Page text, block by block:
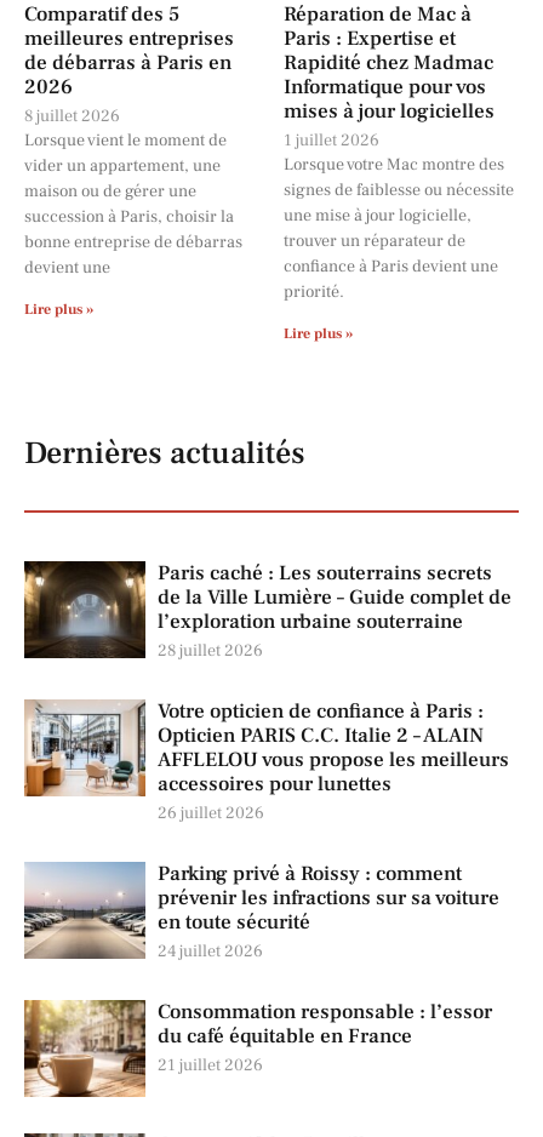
Comparatif des 5
meilleures entreprises
de débarras à Paris en
2026
8 juillet 2026
Lorsque vient le moment de
vider un appartement, une
maison ou de gérer une
succession à Paris, choisir la
bonne entreprise de débarras
devient une
Lire plus »
Réparation de Mac à
Paris : Expertise et
Rapidité chez Madmac
Informatique pour vos
mises à jour logicielles
1 juillet 2026
Lorsque votre Mac montre des
signes de faiblesse ou nécessite
une mise à jour logicielle,
trouver un réparateur de
confiance à Paris devient une
priorité.
Lire plus »
Dernières actualités
Paris caché : Les souterrains secrets
de la Ville Lumière – Guide complet de
l’exploration urbaine souterraine
28 juillet 2026
Votre opticien de confiance à Paris :
Opticien PARIS C.C. Italie 2 – ALAIN
AFFLELOU vous propose les meilleurs
accessoires pour lunettes
26 juillet 2026
Parking privé à Roissy : comment
prévenir les infractions sur sa voiture
en toute sécurité
24 juillet 2026
Consommation responsable : l’essor
du café équitable en France
21 juillet 2026